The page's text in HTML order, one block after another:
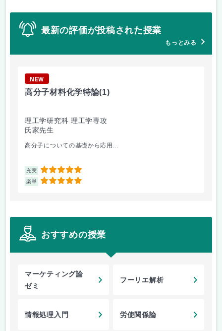
最新の評価が投稿された授業
もっとみる
NEW
高分子材料化学特論(1)
理工学研究科 理工学専攻
氏家先生
高分子についての基礎から応用...
充実 5
楽単 5
おすすめの授業
マーケティング論
ゼミ
フーリエ解析
情報処理入門 労使関係論